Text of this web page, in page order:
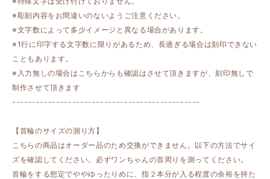
※彫刻内容をお間違いのないようご注意ください。
※文字数によって多少イメージと異なる場合があります。
※1行に印字する文字数に限りがあるため、長過ぎる場合は刻印できない
こともあります。
※入力無しの場合はこちらからも確認はさせて頂きますが、刻印無しで
制作させて頂きます
-----------------------------------------------
【首輪のサイズの測り方】
こちらの商品はオーダー品のため交換ができません。以下の方法でサイ
ズを確認してください。必ずワンちゃんの首周りを測ってください。
首輪をする想定でややゆったりめに、指２本分が入る程度の余裕を持た